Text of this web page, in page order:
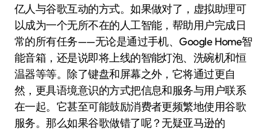
亿人与谷歌互动的方式。如果做对了，虚拟助理可
以成为一个无所不在的人工智能，帮助用户完成日
常的所有任务——无论是通过手机、Google Home智
能音箱，还是说即将上线的智能灯泡、洗碗机和恒
温器等等。除了键盘和屏幕之外，它将通过更自
然，更具语境意识的方式把信息和服务与用户联系
在一起。它甚至可能鼓励消费者更频繁地使用谷歌
服务。那么如果谷歌做错了呢？无疑亚马逊的